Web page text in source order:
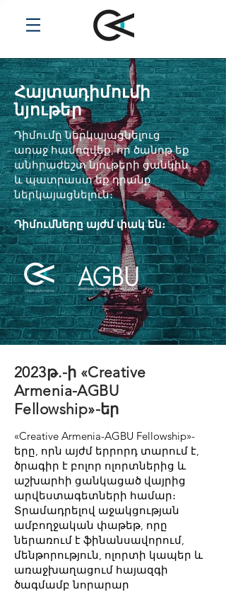
Հայտադիմումի
նյութեր
Դիմումը ներկայացնելուց
առաջ համոզվեք, որ ծանոթ եք
անհրաժեշտ նյութերի ցանկին
և պատրաստ եք դրանք
ներկայացնելուն։
Դիմումները այժմ փակ են։
2023թ.-ի «Creative
Armenia-AGBU
Fellowship»-եր
«Creative Armenia-AGBU Fellowship»-
երը, որն այժմ երրորդ տարում է,
ծրագիր է բոլոր ոլորտներից և
աշխարհի ցանկացած վայրից
արվեստագետների համար։
Տրամադրելով աջակցության
ամբողջական փաթեթ, որը
ներառում է ֆինանսավորում,
մենթորություն, ոլորտի կապեր և
առաջխաղացում հայազգի
ծագմամբ նորարար